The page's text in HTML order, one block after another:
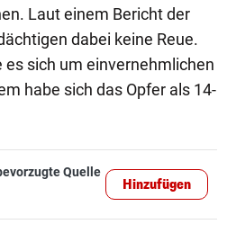
Laut einem Bericht der
dabei keine Reue.
es sich um einvernehmlichen
habe sich das Opfer als 14-
Quelle
Hinzufügen